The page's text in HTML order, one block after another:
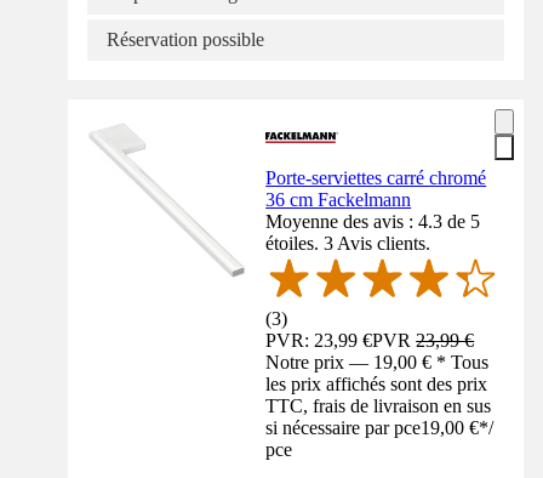
Réservation possible
Porte-serviettes carré chromé
36 cm Fackelmann
Moyenne des avis : 4.3 de 5
étoiles. 3 Avis clients.
(3)
PVR: 23,99 €PVR23,99 €
Notre prix — 19,00 € * Tous
les prix affichés sont des prix
TTC, frais de livraison en sus
si nécessaire par pce19,00 €*/
pce